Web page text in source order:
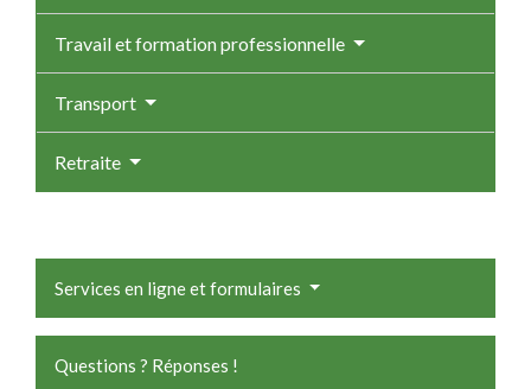
Travail et formation professionnelle
Transport
Retraite
Services en ligne et formulaires
Questions ? Réponses !